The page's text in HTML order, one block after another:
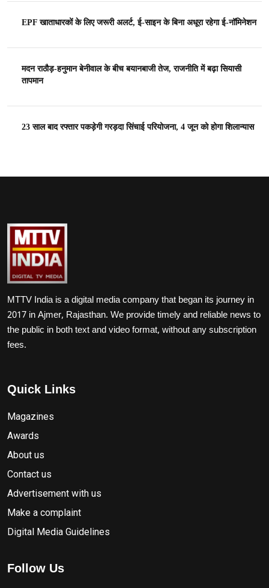
EPF खाताधारकों के लिए जरूरी अलर्ट, ई-साइन के बिना अधूरा रहेगा ई-नॉमिनेशन
मदन राठौड़-हनुमान बेनीवाल के बीच बयानबाजी तेज, राजनीति में बढ़ा सियासी
तापमान
23 साल बाद रफ्तार पकड़ेगी गरड़दा सिंचाई परियोजना, 4 जून को होगा शिलान्यास
MTTV India is a digital media company that began its journey in
2017 in Ajmer, Rajasthan. We provide timely and reliable news to
the public in both text and video format, without any subscription
fees.
Quick Links
Magazines
Awards
About us
Contact us
Advertisement with us
Make a complaint
Digital Media Guidelines
Follow Us